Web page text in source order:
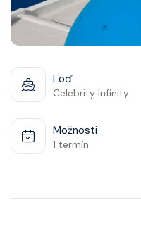
Loď
Celebrity Infinity
Možnosti
1 termín